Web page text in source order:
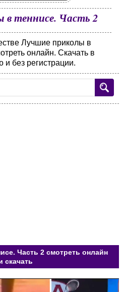
в теннисе. Часть 2
Лучшие приколы в
онлайн. Скачать в
без регистрации.
Часть 2 смотреть онлайн
скачать